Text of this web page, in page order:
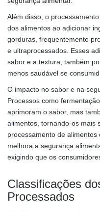
Além disso, o
dos alimentos ao adicionar
gorduras, frequentemente
e ultraprocessados. Esses
sabor e a textura, também
menos saudável se
O impacto no sabor e na
Processos como
aprimoram o sabor, mas
alimentos, tornando-os mais
processamento de
melhora a segurança
exigindo que os
Classificações
Processados